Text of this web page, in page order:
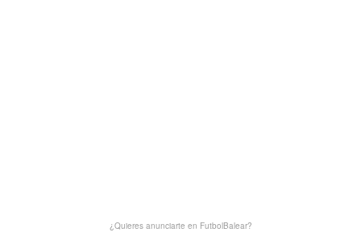
¿Quieres anunciarte en FutbolBalear?